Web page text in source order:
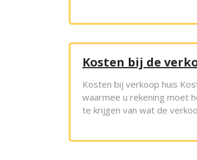
Kosten bij de
Kosten bij verkoop huis
waarmee u rekening moet
te krijgen van wat de